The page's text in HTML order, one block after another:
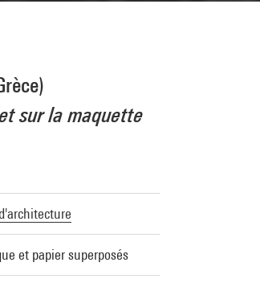
sur la maquette
et papier superposés